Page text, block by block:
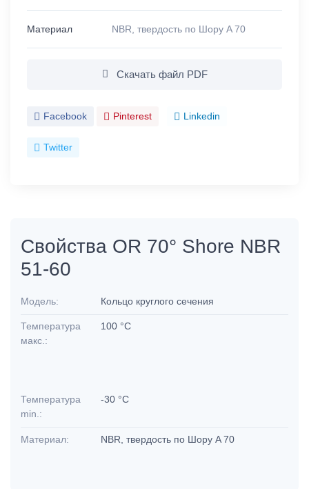
Материал NBR, твердость по Шору A 70
Скачать файл PDF
Facebook Pinterest Linkedin
Twitter
Свойства OR 70° Shore NBR
51-60
Модель: Кольцо круглого сечения
Температура
макс.:
100 °C
Температура
min.:
-30 °C
Материал: NBR, твердость по Шору A 70